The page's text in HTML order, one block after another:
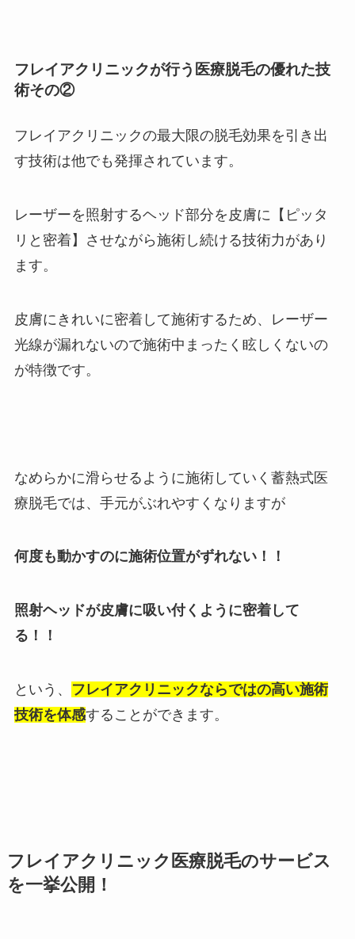
フレイアクリニックが行う医療脱毛の優れた技
術その②
フレイアクリニックの最大限の脱毛効果を引き出
す技術は他でも発揮されています。
レーザーを照射するヘッド部分を皮膚に【ピッタ
リと密着】させながら施術し続ける技術力があり
ます。
皮膚にきれいに密着して施術するため、レーザー
光線が漏れないので施術中まったく眩しくないの
が特徴です。
なめらかに滑らせるように施術していく蓄熱式医
療脱毛では、手元がぶれやすくなりますが
何度も動かすのに施術位置がずれない！！
照射ヘッドが皮膚に吸い付くように密着して
る！！
という、
フレイアクリニックならではの高い施術
技術を体感することができます。
フレイアクリニック医療脱毛のサービス
を一挙公開！